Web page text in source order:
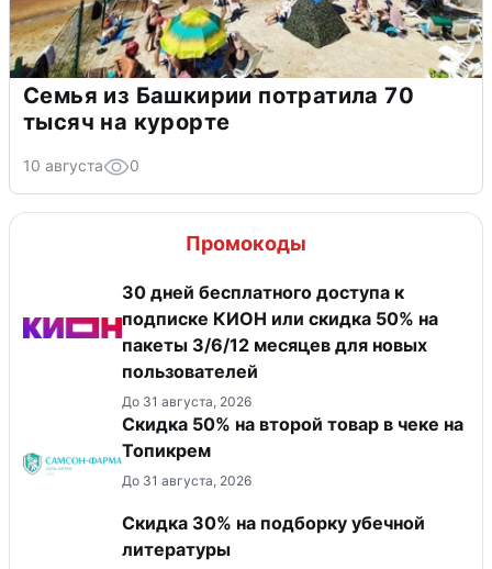
Семья из Башкирии потратила 70
тысяч на курорте
10 августа 0
Промокоды
30 дней бесплатного доступа к
подписке КИОН или скидка 50% на
пакеты 3/6/12 месяцев для новых
пользователей
До 31 августа, 2026
Скидка 50% на второй товар в чеке на
Топикрем
До 31 августа, 2026
Скидка 30% на подборку убечной
литературы